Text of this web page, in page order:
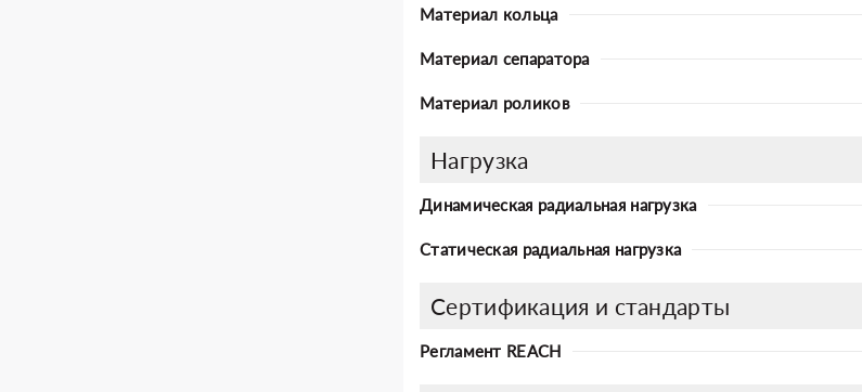
Материал кольца
Материал сепаратора
Материал роликов
Нагрузка
Динамическая радиальная нагрузка
Статическая радиальная нагрузка
Сертификация и стандарты
Регламент REACH